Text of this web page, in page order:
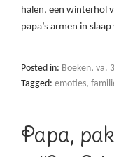
halen, een winterhol
papa’s armen in slaap
Posted in: Boeken, va.
Tagged: emoties,
Papa,